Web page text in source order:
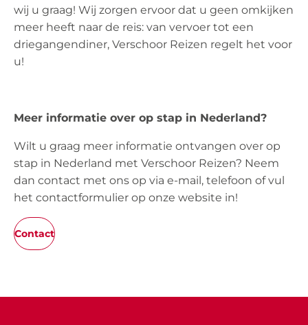
wij u graag! Wij zorgen ervoor dat u geen omkijken
meer heeft naar de reis: van vervoer tot een
driegangendiner, Verschoor Reizen regelt het voor
u!
Meer informatie over op stap in Nederland?
Wilt u graag meer informatie ontvangen over op
stap in Nederland met Verschoor Reizen? Neem
dan contact met ons op via e-mail, telefoon of vul
het contactformulier op onze website in!
Contact